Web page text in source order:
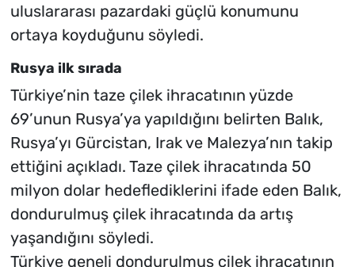
uluslararası pazardaki güçlü konumunu
ortaya koyduğunu söyledi.
Rusya ilk sırada
Türkiye’nin taze çilek ihracatının yüzde
69’unun Rusya’ya yapıldığını belirten Balık,
Rusya’yı Gürcistan, Irak ve Malezya’nın takip
ettiğini açıkladı. Taze çilek ihracatında 50
milyon dolar hedeflediklerini ifade eden Balık,
dondurulmuş çilek ihracatında da artış
yaşandığını söyledi.
Türkiye geneli dondurulmuş çilek ihracatının